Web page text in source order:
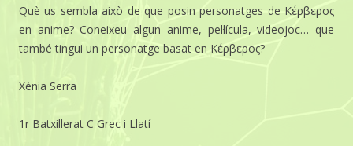
Què us sembla això de que posin personatges de Κέρβερος
en anime? Coneixeu algun anime, pel·lícula, videojoc… que
també tingui un personatge basat en Κέρβερος?
Xènia Serra
1r Batxillerat C Grec i Llatí